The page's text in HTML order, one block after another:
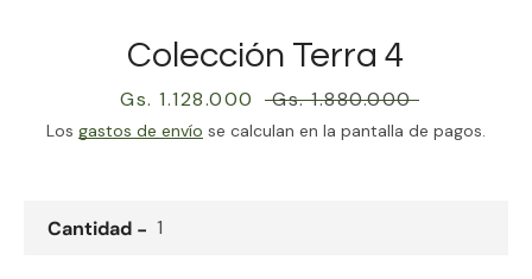
Colección Terra 4
Precio
de
Gs. 1.128.000
Precio
habitual
Gs. 1.880.000
Los gastos de envío se calculan en la pantalla de pagos.
Cantidad